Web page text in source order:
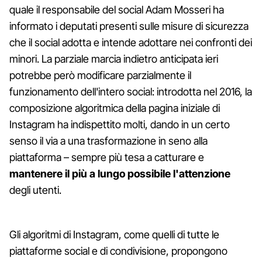
quale il responsabile del social Adam Mosseri ha
informato i deputati presenti sulle misure di sicurezza
che il social adotta e intende adottare nei confronti dei
minori. La parziale marcia indietro anticipata ieri
potrebbe però modificare parzialmente il
funzionamento dell'intero social: introdotta nel 2016, la
composizione algoritmica della pagina iniziale di
Instagram ha indispettito molti, dando in un certo
senso il via a una trasformazione in seno alla
piattaforma – sempre più tesa a catturare e
mantenere il più a lungo possibile l'attenzione
degli utenti.
Gli algoritmi di Instagram, come quelli di tutte le
piattaforme social e di condivisione, propongono